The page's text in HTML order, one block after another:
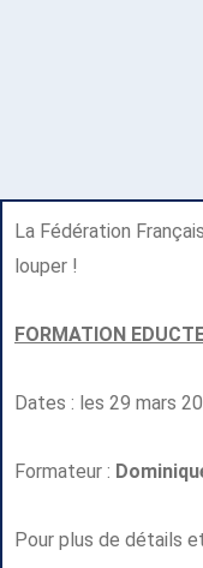
La Fédération
louper !
FORMATION
Dates : les 29 mars
Formateur :
Pour plus de détails